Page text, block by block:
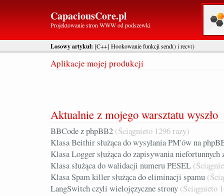
CapaciousCore.pl
Projektowanie stron WWW od podszewki
Losowy artykuł: [C++] Hookowanie funkcji send() i recv()
Aplikacje mojej produkcji
Aktualnie z mojego warsztatu wyszło
BBCode z phpBB2 (Ściągnieto 1296 razy)
Klasa Beithir służąca do wysyłania PM'ów na
Klasa Logger służąca do zapisywania niefortunnych
Klasa służąca do walidacji numeru PESEL
Klasa Spam killer służąca do eliminacji spamu
LangSwitch czyli wielojęzyczne strony (Ściągnieto